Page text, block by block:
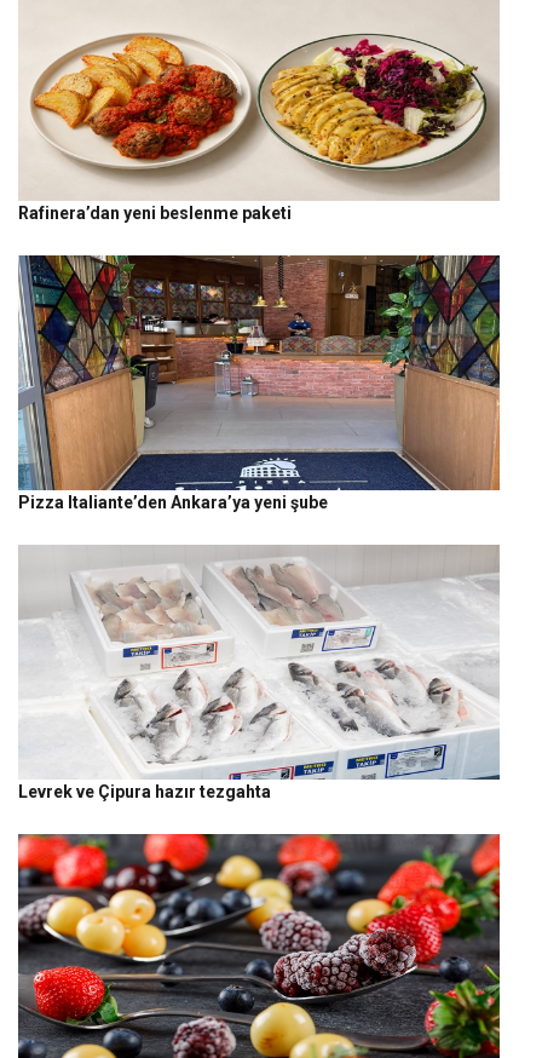
Rafinera’dan yeni beslenme paketi
Pizza Italiante’den Ankara’ya yeni şube
Levrek ve Çipura hazır tezgahta